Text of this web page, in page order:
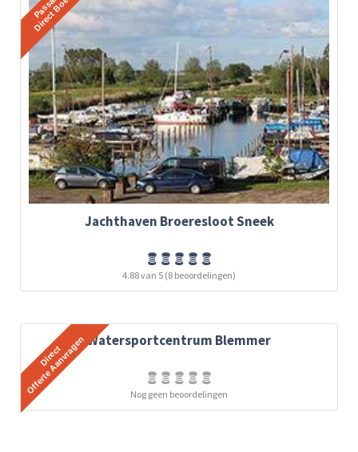
Jachthaven Broeresloot Sneek
4.88 van 5 (8 beoordelingen)
Watersportcentrum Blemmer
Nog geen beoordelingen